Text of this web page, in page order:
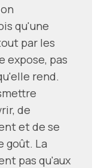
qu'une
par les
expose, pas
rend.
de
et de se
goût. La
pas qu'aux